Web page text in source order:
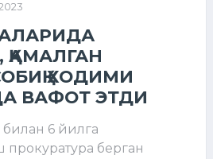
ХОДИМИ
ВАФОТ ЭТДИ
билан 6 йилга
берган